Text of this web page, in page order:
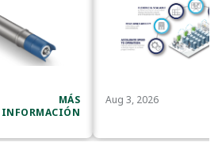
MÁS
INFORMACIÓN
Aug 3, 2026